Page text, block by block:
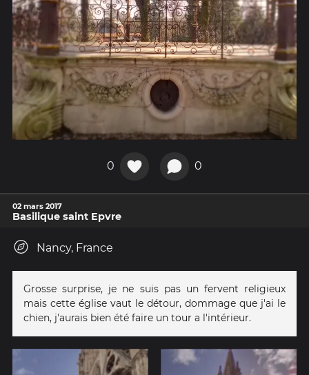
0 0
02 mars 2017
Basilique saint Epvre
Nancy, France
Grosse surprise, je ne suis pas un fervent religieux
mais cette église vaut le détour, dommage que j'ai le
chien, j'aurais bien été faire un tour a l'intérieur.